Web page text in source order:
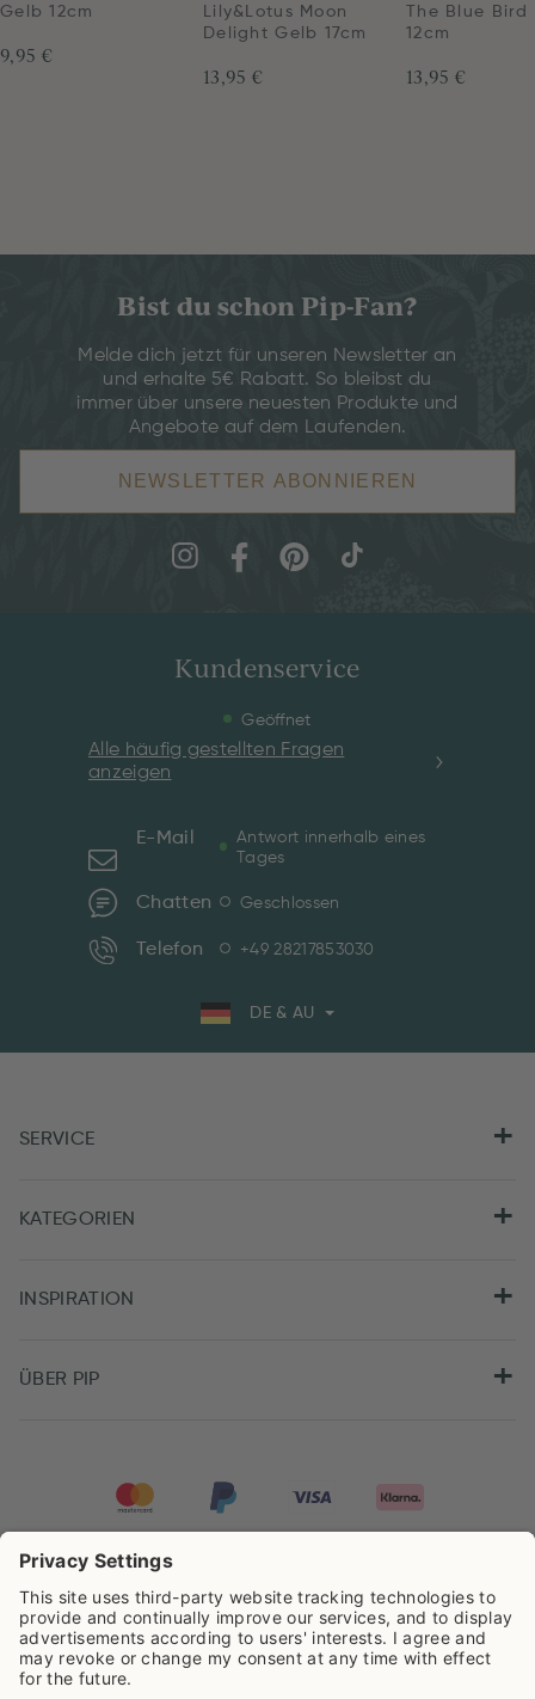
Gelb 12cm
9,95 €
Lily&Lotus Moon
Delight Gelb 17cm
13,95 €
The Blue Bird
12cm
13,95 €
Bist du schon Pip-Fan?
Melde dich jetzt für unseren Newsletter an
und erhalte 5€ Rabatt. So bleibst du
immer über unsere neuesten Produkte und
Angebote auf dem Laufenden.
NEWSLETTER ABONNIEREN
Kundenservice
Geöffnet
Alle häufig gestellten Fragen
anzeigen
E-Mail
Antwort innerhalb eines
Tages
Chatten Geschlossen
Telefon +49 28217853030
DE & AU
SERVICE
KATEGORIEN
INSPIRATION
ÜBER PIP